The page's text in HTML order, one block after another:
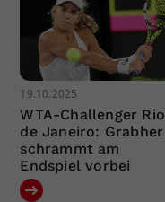
19.10.2025
WTA-Challenger Rio
de Janeiro: Grabher
schrammt am
Endspiel vorbei